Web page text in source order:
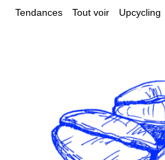
Tendances
Tout voir Upcycling